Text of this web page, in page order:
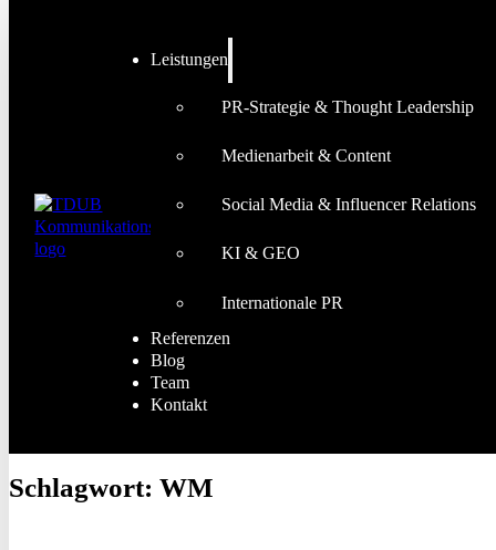
Leistungen
PR-Strategie & Thought Leadership
Medienarbeit & Content
Social Media & Influencer Relations
KI & GEO
Internationale PR
Referenzen
Blog
Team
Kontakt
Schlagwort: WM